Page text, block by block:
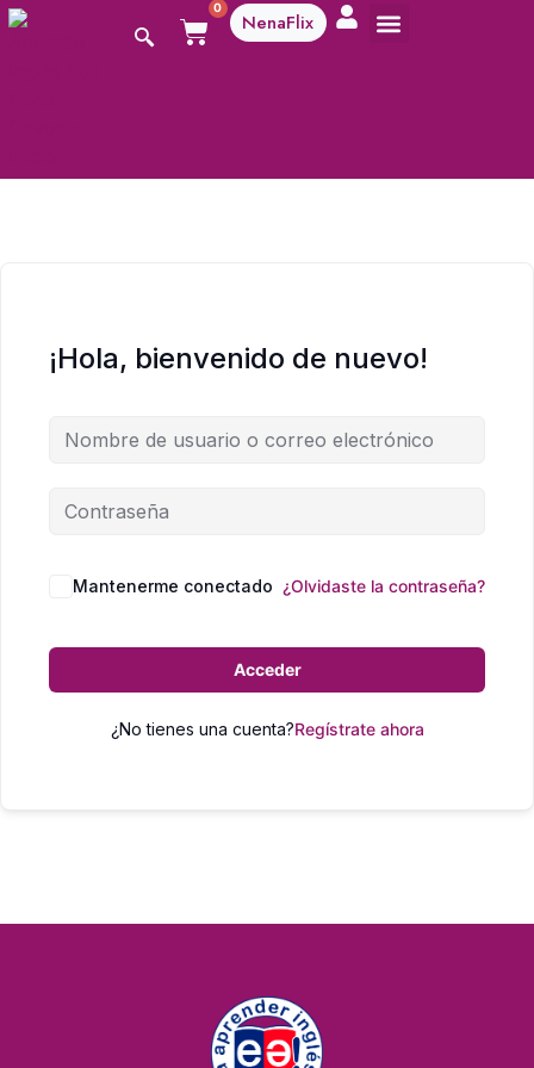
0
NenaFlix
¡Hola, bienvenido de nuevo!
Mantenerme conectado ¿Olvidaste la contraseña?
Acceder
¿No tienes una cuenta?Regístrate ahora